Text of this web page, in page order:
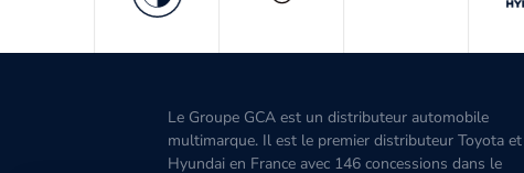
Le Groupe GCA est un distributeur automobile
multimarque. Il est le premier distributeur Toyota et
Hyundai en France avec 146 concessions dans le